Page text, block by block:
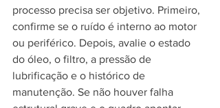
processo precisa ser objetivo. Primeiro,
confirme se o ruído é interno ao motor
ou periférico. Depois, avalie o estado
do óleo, o filtro, a pressão de
lubrificação e o histórico de
manutenção. Se não houver falha